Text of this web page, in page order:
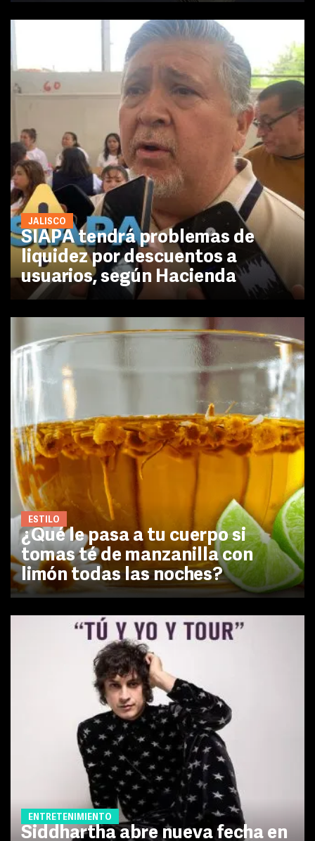
JALISCO
SIAPA tendrá problemas de
liquidez por descuentos a
usuarios, según Hacienda
ESTILO
¿Qué le pasa a tu cuerpo si
tomas té de manzanilla con
limón todas las noches?
ENTRETENIMIENTO
Siddhartha abre nueva fecha en